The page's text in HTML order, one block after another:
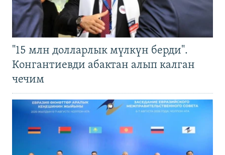
"15 млн долларлык мүлкүн берди".
Конгантиевди абактан алып калган
чечим